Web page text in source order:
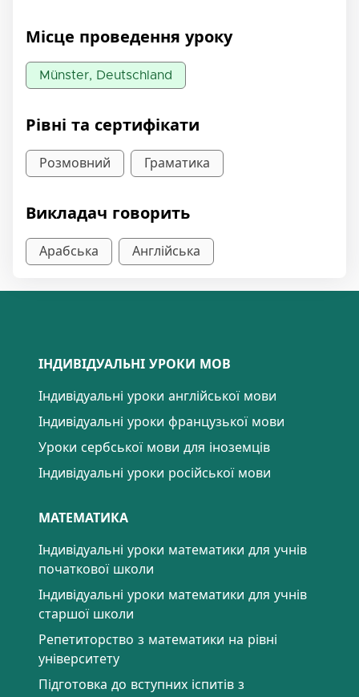
Місце проведення уроку
Münster, Deutschland
Рівні та сертифікати
Розмовний Граматика
Викладач говорить
Арабська Англійська
ІНДИВІДУАЛЬНІ УРОКИ МОВ
Індивідуальні уроки англійської мови
Індивідуальні уроки французької мови
Уроки сербської мови для іноземців
Індивідуальні уроки російської мови
МАТЕМАТИКА
Індивідуальні уроки математики для учнів
початкової школи
Індивідуальні уроки математики для учнів
старшої школи
Репетиторство з математики на рівні
університету
Підготовка до вступних іспитів з